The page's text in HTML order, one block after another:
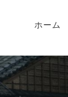
ホーム